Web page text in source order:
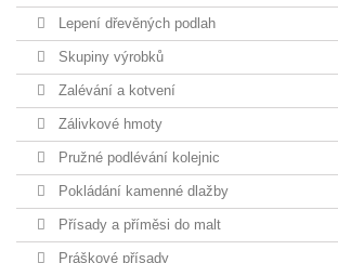
Lepení dřevěných podlah
Skupiny výrobků
Zalévání a kotvení
Zálivkové hmoty
Pružné podlévání kolejnic
Pokládání kamenné dlažby
Přísady a příměsi do malt
Práškové přísady